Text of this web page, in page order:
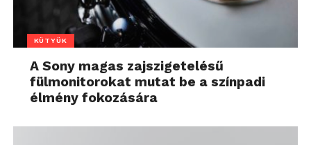
KÜTYÜK
A Sony magas zajszigetelésű
fülmonitorokat mutat be a színpadi
élmény fokozására